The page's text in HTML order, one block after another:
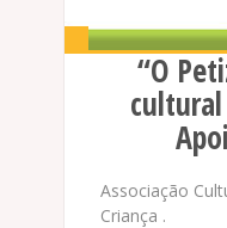
“O
Associação
Criança .